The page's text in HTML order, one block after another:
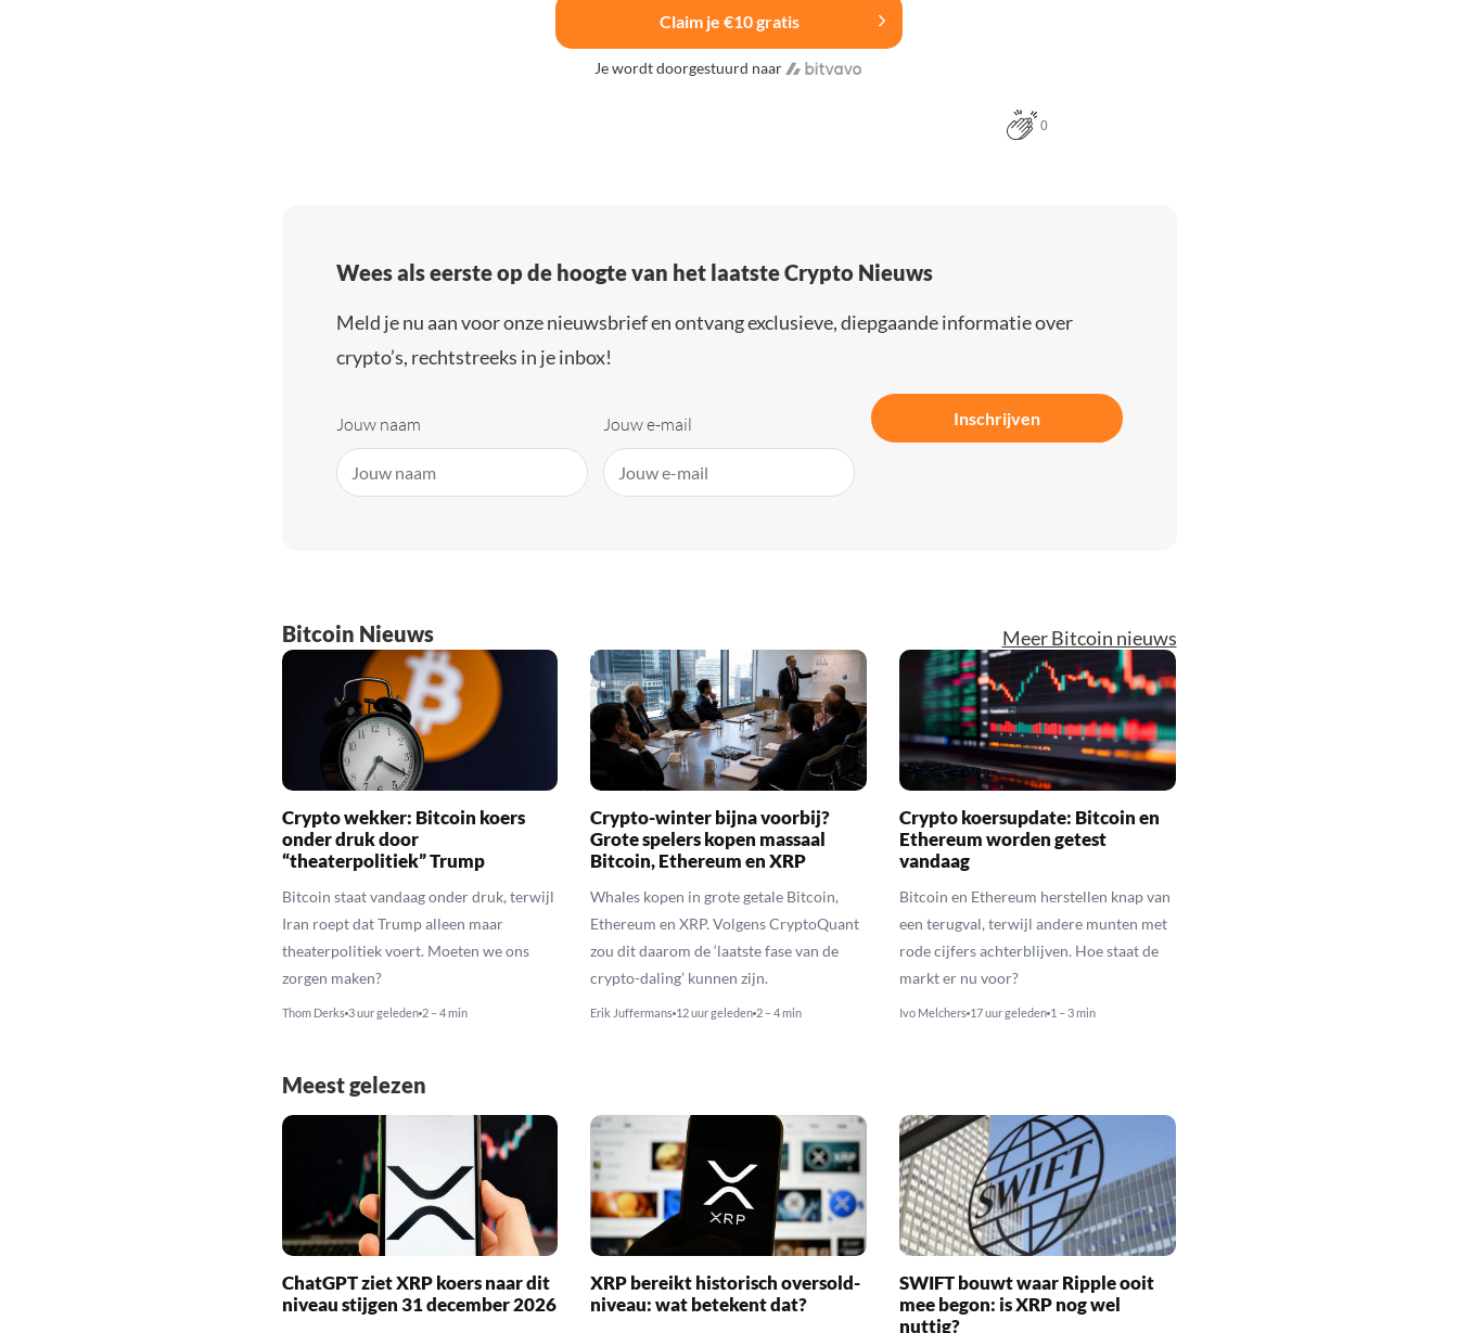
Claim je €10 gratis
Je wordt doorgestuurd naar
0
Wees als eerste op de hoogte van het laatste Crypto Nieuws
Meld je nu aan voor onze nieuwsbrief en ontvang exclusieve, diepgaande informatie over
crypto’s, rechtstreeks in je inbox!
Jouw naam Jouw e-mail Inschrijven
Bitcoin Nieuws Meer Bitcoin nieuws
Crypto wekker: Bitcoin koers
onder druk door
“theaterpolitiek” Trump
Bitcoin staat vandaag onder druk, terwijl
Iran roept dat Trump alleen maar
theaterpolitiek voert. Moeten we ons
zorgen maken?
Thom Derks 3 uur geleden 2 – 4 min
Crypto-winter bijna voorbij?
Grote spelers kopen massaal
Bitcoin, Ethereum en XRP
Whales kopen in grote getale Bitcoin,
Ethereum en XRP. Volgens CryptoQuant
zou dit daarom de ‘laatste fase van de
crypto-daling’ kunnen zijn.
Erik Juffermans 12 uur geleden 2 – 4 min
Crypto koersupdate: Bitcoin en
Ethereum worden getest
vandaag
Bitcoin en Ethereum herstellen knap van
een terugval, terwijl andere munten met
rode cijfers achterblijven. Hoe staat de
markt er nu voor?
Ivo Melchers 17 uur geleden 1 – 3 min
Meest gelezen
ChatGPT ziet XRP koers naar dit
niveau stijgen 31 december 2026
XRP bereikt historisch oversold-
niveau: wat betekent dat?
SWIFT bouwt waar Ripple ooit
mee begon: is XRP nog wel
nuttig?